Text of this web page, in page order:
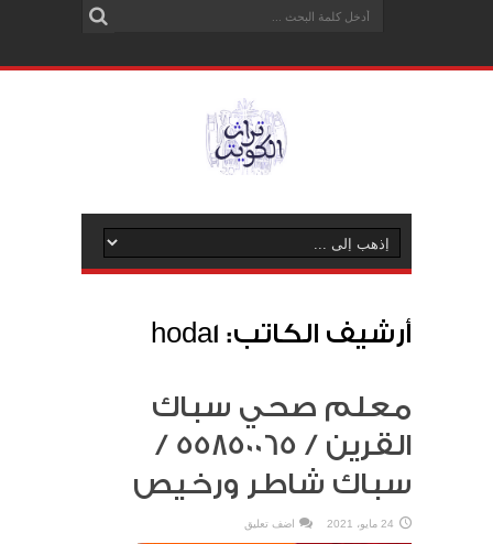
أرشيف الكاتب: hoda1
معلم صحي سباك
القرين / 55850065 /
سباك شاطر ورخيص
24 مايو، 2021 اضف تعليق